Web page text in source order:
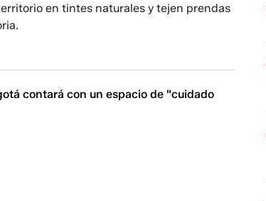
en tintes naturales y tejen prendas
contará con un espacio de "cuidado